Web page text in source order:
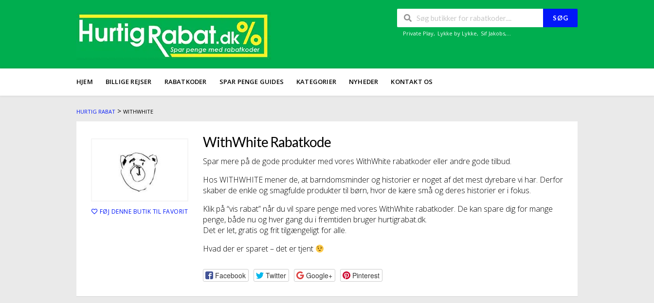
SØG
Private Play, Lykke by Lykke, Sif Jakobs,...
HJEM BILLIGE REJSER RABATKODER SPAR PENGE GUIDES KATEGORIER NYHEDER KONTAKT OS
HURTIG RABAT > WITHWHITE
FØJ DENNE BUTIK TIL FAVORIT
WithWhite Rabatkode
Spar mere på de gode produkter med vores WithWhite rabatkoder eller andre gode tilbud.
Hos WITHWHITE mener de, at barndomsminder og historier er noget af det mest dyrebare vi har. Derfor
skaber de enkle og smagfulde produkter til børn, hvor de kære små og deres historier er i fokus.
Klik på “vis rabat” når du vil spare penge med vores WithWhite rabatkoder. De kan spare dig for mange
penge, både nu og hver gang du i fremtiden bruger hurtigrabat.dk.
Det er let, gratis og frit tilgængeligt for alle.
Hvad der er sparet – det er tjent
Facebook Twitter Google+ Pinterest